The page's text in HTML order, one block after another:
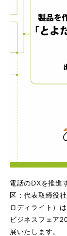
電話のDXを推進
区：代表取締役
ロディライト）
ビジネスフェア
展いたします。